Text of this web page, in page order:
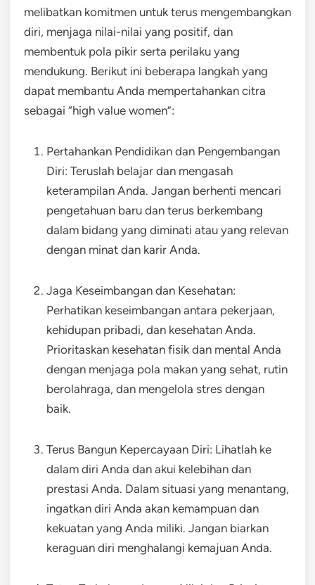
melibatkan komitmen untuk terus mengembangkan
diri, menjaga nilai-nilai yang positif, dan
membentuk pola pikir serta perilaku yang
mendukung. Berikut ini beberapa langkah yang
dapat membantu Anda mempertahankan citra
sebagai “high value women”:
Pertahankan Pendidikan dan Pengembangan
Diri: Teruslah belajar dan mengasah
keterampilan Anda. Jangan berhenti mencari
pengetahuan baru dan terus berkembang
dalam bidang yang diminati atau yang relevan
dengan minat dan karir Anda.
Jaga Keseimbangan dan Kesehatan:
Perhatikan keseimbangan antara pekerjaan,
kehidupan pribadi, dan kesehatan Anda.
Prioritaskan kesehatan fisik dan mental Anda
dengan menjaga pola makan yang sehat, rutin
berolahraga, dan mengelola stres dengan
baik.
Terus Bangun Kepercayaan Diri: Lihatlah ke
dalam diri Anda dan akui kelebihan dan
prestasi Anda. Dalam situasi yang menantang,
ingatkan diri Anda akan kemampuan dan
kekuatan yang Anda miliki. Jangan biarkan
keraguan diri menghalangi kemajuan Anda.